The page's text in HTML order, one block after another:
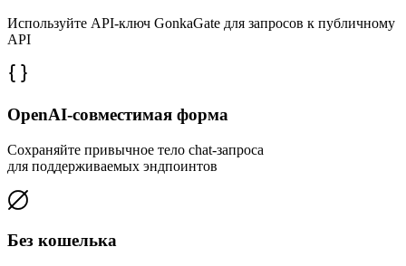
Используйте API-ключ GonkaGate для запросов к публичному
API
OpenAI-совместимая форма
Сохраняйте привычное тело chat-запроса
для поддерживаемых эндпоинтов
Без кошелька